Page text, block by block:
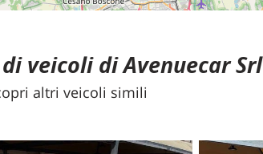
veicoli di Avenuecar Srl
altri veicoli simili